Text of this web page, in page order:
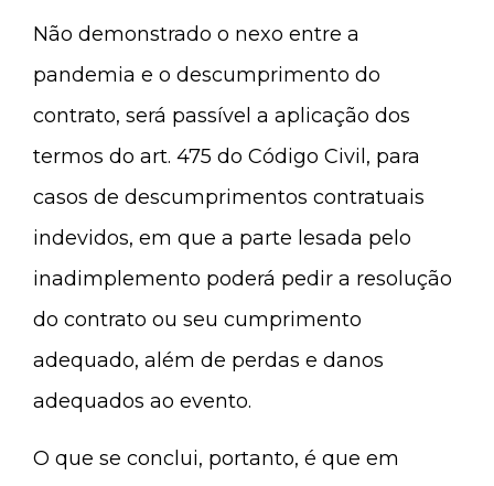
Não demonstrado o nexo entre a
pandemia e o descumprimento do
contrato, será passível a aplicação dos
termos do art. 475 do Código Civil, para
casos de descumprimentos contratuais
indevidos, em que a parte lesada pelo
inadimplemento poderá pedir a resolução
do contrato ou seu cumprimento
adequado, além de perdas e danos
adequados ao evento.
O que se conclui, portanto, é que em